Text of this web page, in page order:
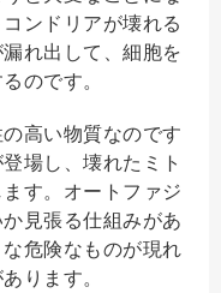
ンドリアが壊れる
れ出して、細胞を
のです。
高い物質なのです
場し、壊れたミト
す。オートファジ
見張る仕組みがあ
危険なものが現れ
ります。